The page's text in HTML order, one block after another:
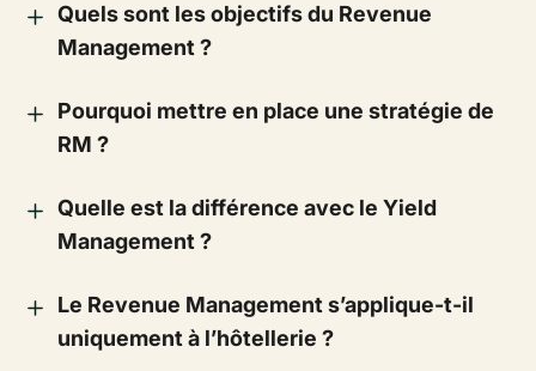
Quels sont les objectifs du Revenue
Management ?
Pourquoi mettre en place une stratégie de
RM ?
Quelle est la différence avec le Yield
Management ?
Le Revenue Management s’applique-t-il
uniquement à l’hôtellerie ?